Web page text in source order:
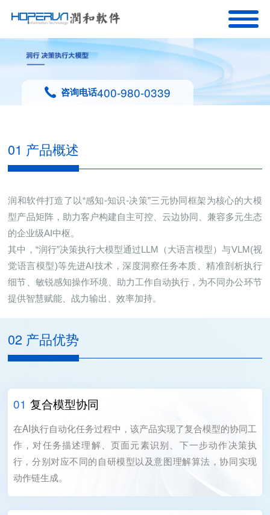
咨询电话400-980-0339
01 产品概述
润和软件打造了以“感知-知识-决策”三元协同框架为核心的大模
型产品矩阵，助力客户构建自主可控、云边协同、兼容多元生态
的企业级AI中枢。
其中，“润行”决策执行大模型通过LLM（大语言模型）与VLM(视
觉语言模型)等先进AI技术，深度洞察任务本质、精准剖析执行
细节、敏锐感知操作环境、助力工作自动执行，为不同办公环节
提供智慧赋能、战力输出、效率加持。
02 产品优势
01 复合模型协同
在AI执行自动化任务过程中，该产品实现了复合模型的协同工
作，对任务描述理解、页面元素识别、下一步动作决策执
行，分别对应不同的自研模型以及意图理解算法，协同实现
动作链生成。